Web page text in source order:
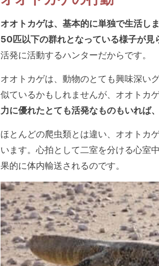
オオトカゲは、基本的に単独で生活し
50匹以下の群れとなっている様子が見
活発に活動するハンターだからです。
オオトカゲは、動物のとても興味深い
似ているかもしれませんが、オオトカ
力に優れたとても活発なものもいれば
ほとんどの爬虫類とは違い、オオトカ
います。心拍として二室を分ける心室
果的に体内輸送されるのです。